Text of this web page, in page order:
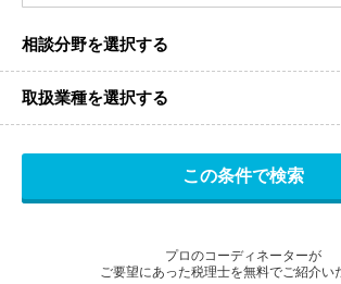
相談分野を選択する
取扱業種を選択する
プロのコーディネーターが
ご要望にあった税理士を無料でご紹介い